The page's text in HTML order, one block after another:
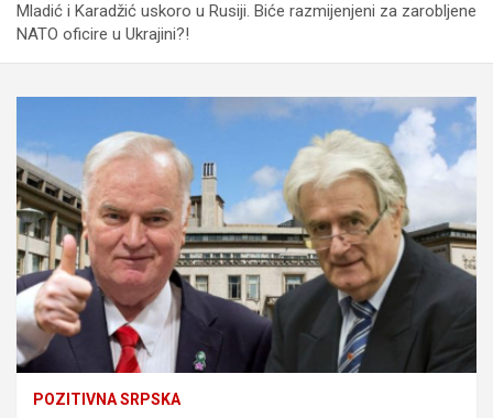
Mladić i Karadžić uskoro u Rusiji. Biće razmijenjeni za zarobljene
NATO oficire u Ukrajini?!
POZITIVNA SRPSKA